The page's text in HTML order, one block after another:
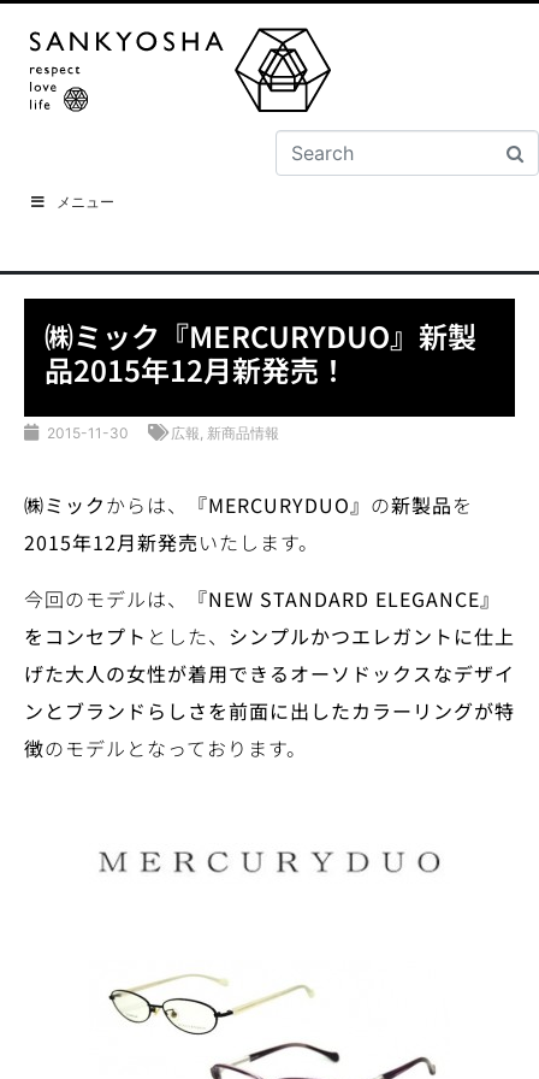
メニュー
㈱ミック『MERCURYDUO』新製
品2015年12月新発売！
2015-11-30 広報, 新商品情報
㈱ミックからは、 『MERCURYDUO』 の新製品を
2015年12月新発売いたします。
今回のモデルは、
『NEW STANDARD ELEGANCE』
をコンセプト とした、 シンプルかつエレガントに仕上
げた大人の女性が着用できるオーソドックスなデザイ
ンとブランドらしさを前面に出したカラーリングが特
徴のモデルとなっております。